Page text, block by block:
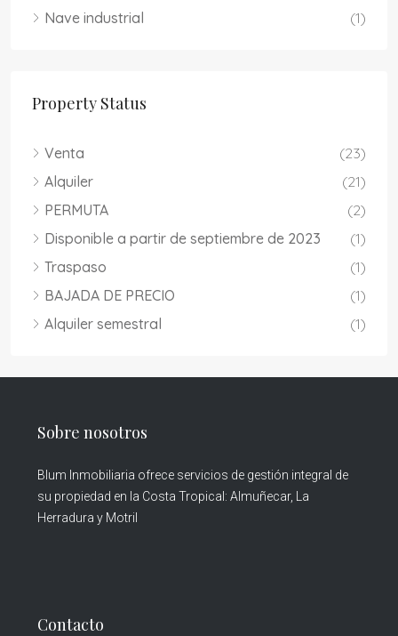
Nave industrial
(1)
Property Status
Venta
(23)
Alquiler
(21)
PERMUTA
(2)
Disponible a partir de septiembre de 2023
(1)
Traspaso
(1)
BAJADA DE PRECIO
(1)
Alquiler semestral
(1)
Sobre nosotros
Blum Inmobiliaria ofrece servicios de gestión integral de
su propiedad en la Costa Tropical: Almuñecar, La
Herradura y Motril
Contacto